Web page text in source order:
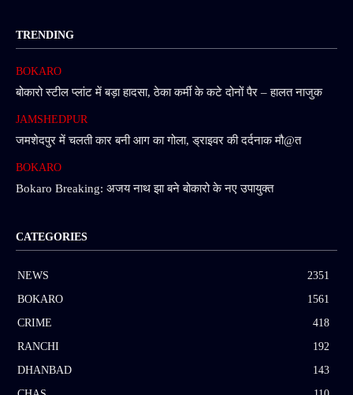
TRENDING
BOKARO
बोकारो स्टील प्लांट में बड़ा हादसा, ठेका कर्मी के कटे दोनों पैर – हालत नाजुक
JAMSHEDPUR
जमशेदपुर में चलती कार बनी आग का गोला, ड्राइवर की दर्दनाक मौ@त
BOKARO
Bokaro Breaking: अजय नाथ झा बने बोकारो के नए उपायुक्त
CATEGORIES
NEWS
2351
BOKARO
1561
CRIME
418
RANCHI
192
DHANBAD
143